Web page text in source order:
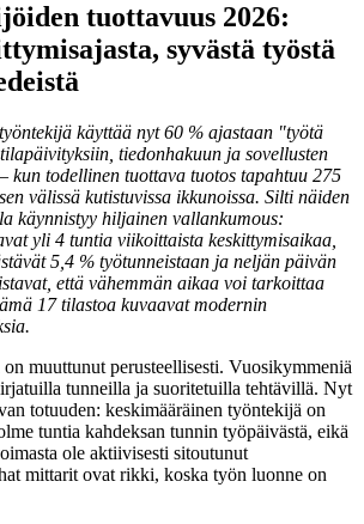
tuottavuus 2026:
syvästä työstä
käyttää nyt 60 % ajastaan "työtä
tiedonhakuun ja sovellusten
kun todellinen tuottava tuotos tapahtuu 275
välissä kutistuvissa ikkunoissa. Silti näiden
käynnistyy hiljainen vallankumous:
yli 4 tuntia viikoittaista keskittymisaikaa,
5,4 % työtunneistaan ja neljän päivän
että vähemmän aikaa voi tarkoittaa
17 tilastoa kuvaavat modernin
muuttunut perusteellisesti. Vuosikymmeniä
tunneilla ja suoritetuilla tehtävillä. Nyt
totuuden: keskimääräinen työntekijä on
tuntia kahdeksan tunnin työpäivästä, eikä
ole aktiivisesti sitoutunut
mittarit ovat rikki, koska työn luonne on